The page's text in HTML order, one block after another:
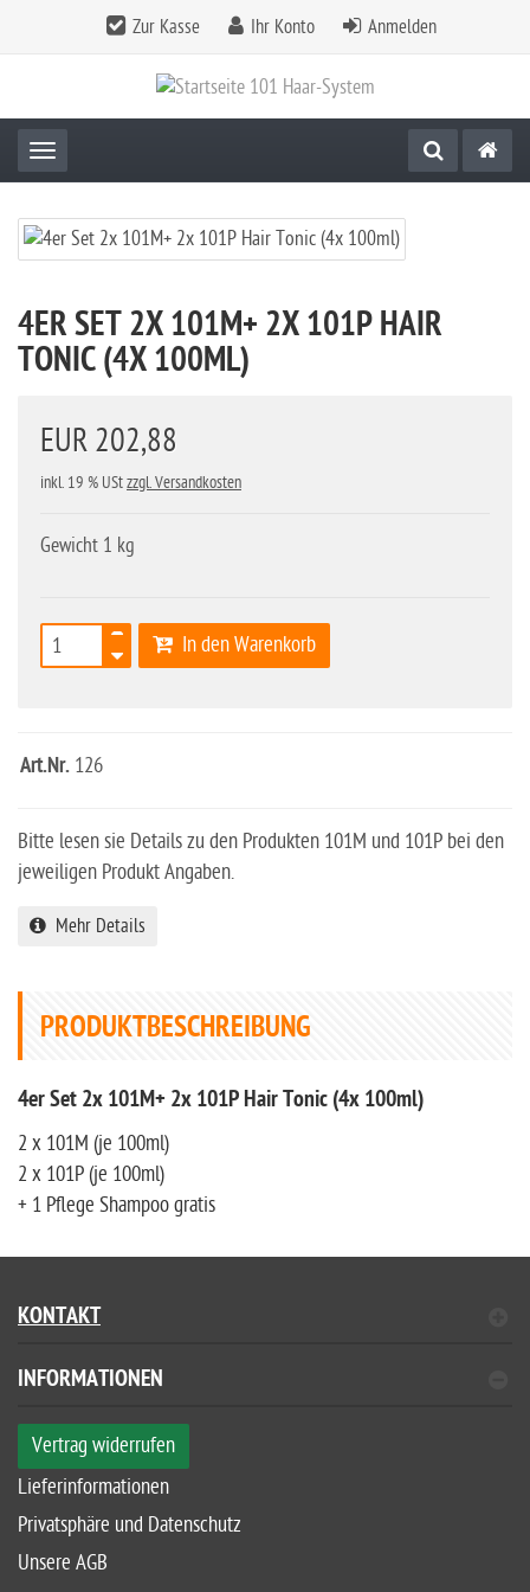
Zur Kasse Ihr Konto Anmelden
Toggle navigation
4ER SET 2X 101M+ 2X 101P HAIR
TONIC (4X 100ML)
EUR 202,88
inkl. 19 % UStzzgl. Versandkosten
Gewicht 1 kg
In den Warenkorb
Art.Nr. 126
Bitte lesen sie Details zu den Produkten 101M und 101P bei den
jeweiligen Produkt Angaben.
Mehr Details
PRODUKTBESCHREIBUNG
4er Set 2x 101M+ 2x 101P Hair Tonic (4x 100ml)
2 x 101M (je 100ml)
2 x 101P (je 100ml)
+ 1 Pflege Shampoo gratis
KONTAKT
INFORMATIONEN
Vertrag widerrufen
Lieferinformationen
Privatsphäre und Datenschutz
Unsere AGB